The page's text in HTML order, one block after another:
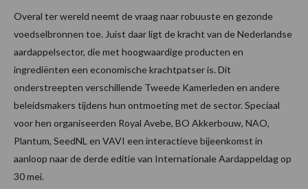
Overal ter wereld neemt de vraag naar robuuste en gezonde
voedselbronnen toe. Juist daar ligt de kracht van de Nederlandse
aardappelsector, die met hoogwaardige producten en
ingrediënten een economische krachtpatser is. Dit
onderstreepten verschillende Tweede Kamerleden en andere
beleidsmakers tijdens hun ontmoeting met de sector. Speciaal
voor hen organiseerden Royal Avebe, BO Akkerbouw, NAO,
Plantum, SeedNL en VAVI een interactieve bijeenkomst in
aanloop naar de derde editie van Internationale Aardappeldag op
30 mei.